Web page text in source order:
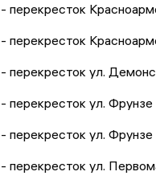
- перекресток
- перекресток
- перекресток ул.
- перекресток ул.
- перекресток ул.
- перекресток ул.